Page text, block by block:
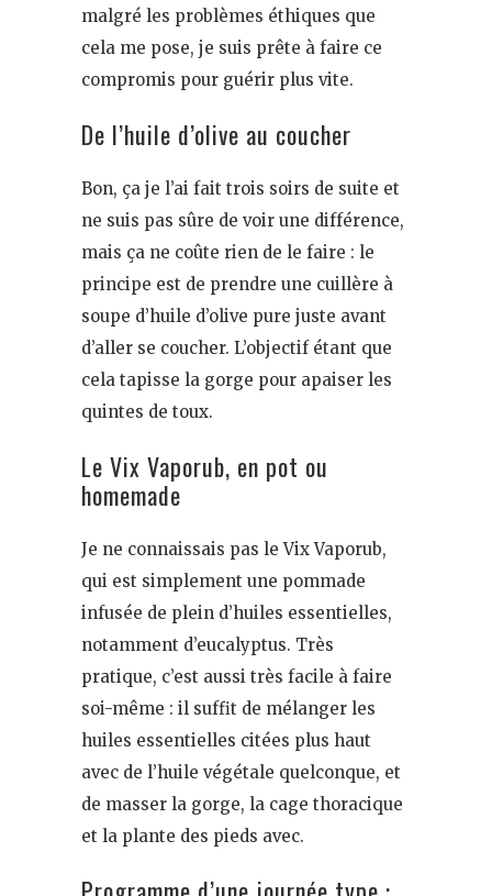
malgré les problèmes éthiques que
cela me pose, je suis prête à faire ce
compromis pour guérir plus vite.
De l’huile d’olive au coucher
Bon, ça je l’ai fait trois soirs de suite et
ne suis pas sûre de voir une différence,
mais ça ne coûte rien de le faire : le
principe est de prendre une cuillère à
soupe d’huile d’olive pure juste avant
d’aller se coucher. L’objectif étant que
cela tapisse la gorge pour apaiser les
quintes de toux.
Le Vix Vaporub, en pot ou
homemade
Je ne connaissais pas le Vix Vaporub,
qui est simplement une pommade
infusée de plein d’huiles essentielles,
notamment d’eucalyptus. Très
pratique, c’est aussi très facile à faire
soi-même : il suffit de mélanger les
huiles essentielles citées plus haut
avec de l’huile végétale quelconque, et
de masser la gorge, la cage thoracique
et la plante des pieds avec.